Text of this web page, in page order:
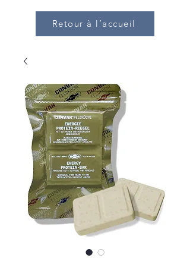
Retour à l’accueil